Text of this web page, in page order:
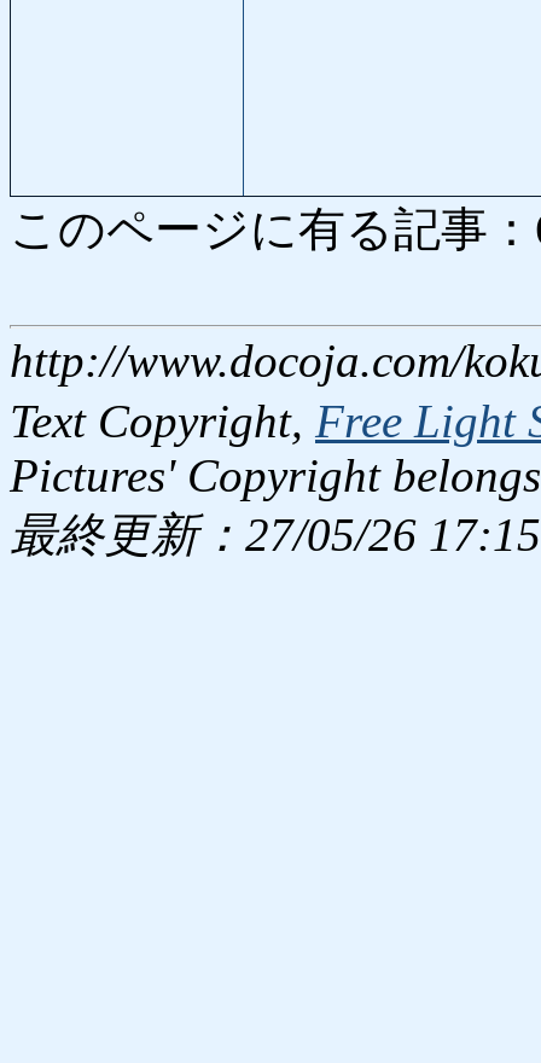
このページに有る記事
http://www.docoja.com/
Text Copyright, Free Light
Pictures' Copyright
最終更新：27/05/26 17:15